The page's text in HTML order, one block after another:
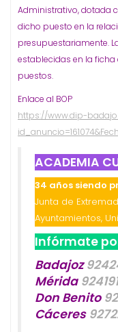
Administrativo, dotada
dicho puesto en la
presupuestariamente.
establecidas en la
puestos.
Enlace al BOP
https://www.dip-
ACADEMIA
34 años siendo
Junta de
Ayuntamientos,
Infórmate
Badajoz
Mérida
Don Benito
Cáceres